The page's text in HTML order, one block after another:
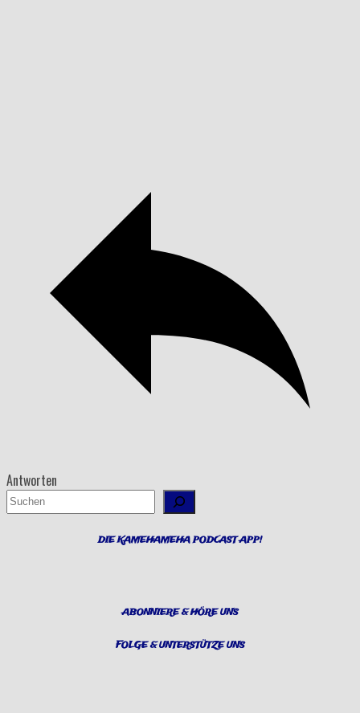
Antworten
Suchen
DIE KAMEHAMEHA PODCAST APP!
ABONNIERE & HÖRE UNS
FOLGE & UNTERSTÜTZE UNS